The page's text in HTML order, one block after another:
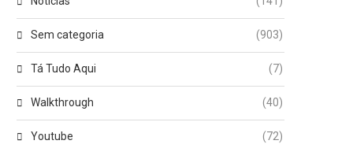
Sem categoria (903)
Tá Tudo Aqui (7)
Walkthrough (40)
Youtube (72)